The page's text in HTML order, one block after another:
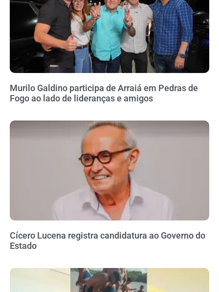
Murilo Galdino participa de Arraiá em Pedras de
Fogo ao lado de lideranças e amigos
Cícero Lucena registra candidatura ao Governo do
Estado